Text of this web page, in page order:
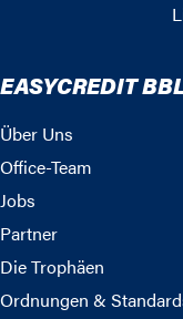
EASYCREDIT
Über Uns
Office-Team
Jobs
Partner
Die Trophäen
Ordnungen &